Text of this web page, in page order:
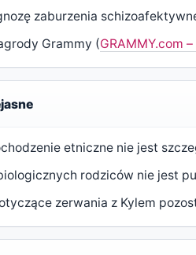
zaburzenia
Grammy (GRAMMY.com
etniczne nie jest
rodziców nie jest
zerwania z Kylem